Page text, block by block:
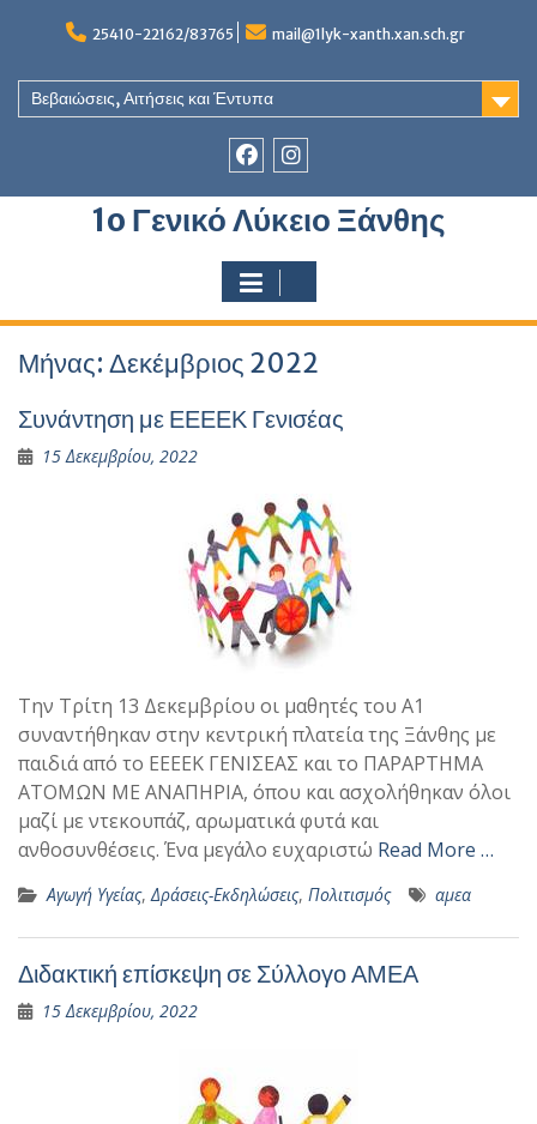
25410-22162/83765 mail@1lyk-xanth.xan.sch.gr
Βεβαιώσεις, Αιτήσεις και Έντυπα
του
του
1o Γενικό Λύκειο Ξάνθης
Μήνας: Δεκέμβριος 2022
Συνάντηση με ΕΕΕΕΚ Γενισέας
15 Δεκεμβρίου, 2022
Την Τρίτη 13 Δεκεμβρίου οι μαθητές του Α1
συναντήθηκαν στην κεντρική πλατεία της Ξάνθης με
παιδιά από το ΕΕΕΕΚ ΓΕΝΙΣΕΑΣ και το ΠΑΡΑΡΤΗΜΑ
ΑΤΟΜΩΝ ΜΕ ΑΝΑΠΗΡΙΑ, όπου και ασχολήθηκαν όλοι
μαζί με ντεκουπάζ, αρωματικά φυτά και
ανθοσυνθέσεις. Ένα μεγάλο ευχαριστώ Read More …
Αγωγή Υγείας,Δράσεις-Εκδηλώσεις, Πολιτισμός αμεα
Διδακτική επίσκεψη σε Σύλλογο ΑΜΕΑ
15 Δεκεμβρίου, 2022